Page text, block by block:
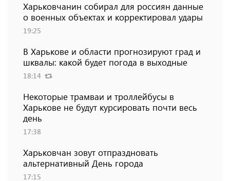
Харьковчанин собирал для россиян данные
о военных объектах и ​​корректировал удары
19:25
В Харькове и области прогнозируют град и
шквалы: какой будет погода в выходные
18:14
Некоторые трамваи и троллейбусы в
Харькове не будут курсировать почти весь
день
17:38
Харьковчан зовут отпраздновать
альтернативный День города
17:15